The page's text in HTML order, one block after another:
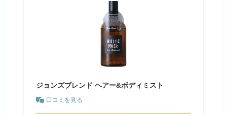
ジョンズブレンド ヘアー&ボディミスト
口コミを見る